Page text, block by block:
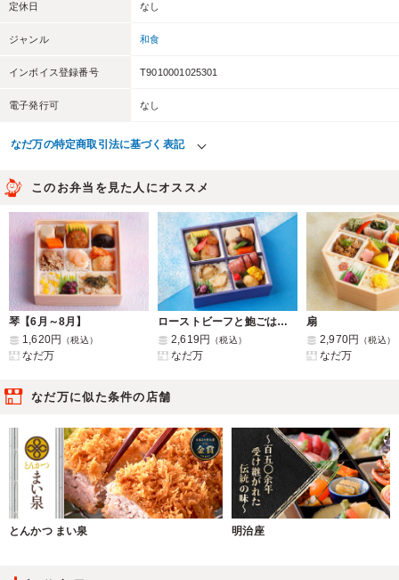
定休日 なし
ジャンル 和食
インボイス登録番号 T9010001025301
電子発行可 なし
なだ万の特定商取引法に基づく表記
このお弁当を見た人にオススメ
琴【6月～8月】
1,620円
（税込）
なだ万
ローストビーフと鮑ごはんのお弁当【6月～8月】
2,619円
（税込）
なだ万
扇
2,970円
（税込）
なだ万
なだ万に似た条件の店舗
とんかつ まい泉 明治座